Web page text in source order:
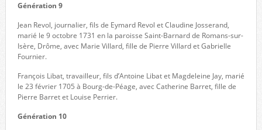
Génération 9
Jean Revol, journalier, fils de Eymard Revol et Claudine Josserand,
marié le 9 octobre 1731 en la paroisse Saint-Barnard de Romans-sur-
Isère, Drôme, avec Marie Villard, fille de Pierre Villard et Gabrielle
Fournier.
François Libat, travailleur, fils d’Antoine Libat et Magdeleine Jay, marié
le 23 février 1705 à Bourg-de-Péage, avec Catherine Barret, fille de
Pierre Barret et Louise Perrier.
Génération 10